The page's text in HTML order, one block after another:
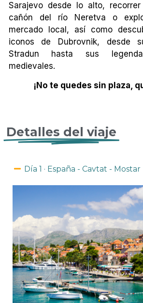
Sarajevo desde lo alto,
cañón del río Neretva o
mercado local, así como
iconos de Dubrovnik, desde
Stradun hasta sus
medievales.
¡No te quedes sin plaza,
Detalles del viaje
Día 1 · España - Cavtat - Mostar